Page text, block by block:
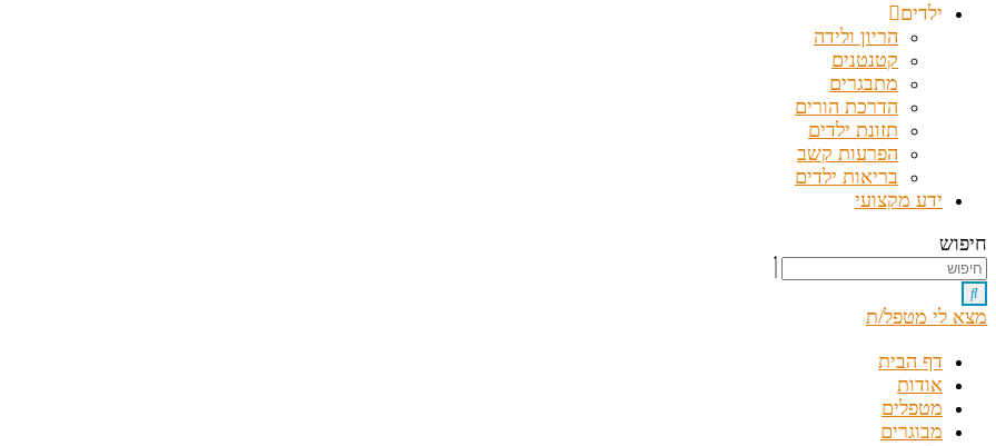
ילדים
הריון ולידה
קטנטנים
מתבגרים
הדרכת הורים
תזונת ילדים
הפרעות קשב
בריאות ילדים
ידע מקצועי
חיפוש
מצא לי מטפל/ת
דף הבית
אודות
מטפלים
מבוגרים